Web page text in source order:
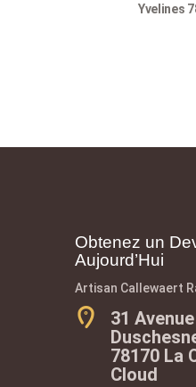
Yvelines
Obtenez un
Aujourd’Hui
Artisan Callewaert
31
78170 La
Cloud